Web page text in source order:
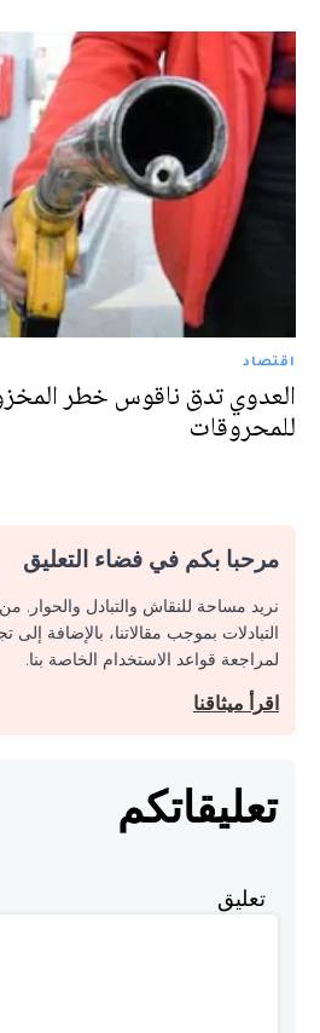
اقتصاد
العدوي تدق ناقوس خطر
للمحروقات
مرحبا بكم في فضاء التعليق
نريد مساحة للنقاش والتبادل والحوار.
التبادلات بموجب مقالاتنا، بالإضافة
لمراجعة قواعد الاستخدام الخاصة بنا.
اقرأ ميثاقنا
تعليقاتكم
تعليق